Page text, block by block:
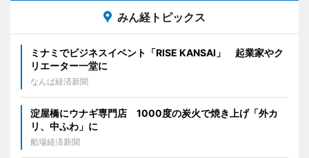
みん経トピックス
ミナミでビジネスイベント「RISE KANSAI」 起業家やク
リエーター一堂に
なんば経済新聞
淀屋橋にウナギ専門店 1000度の炭火で焼き上げ「外カ
リ、中ふわ」に
船場経済新聞